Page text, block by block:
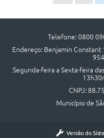
Telefone: 0800
Endereço: Benjamin Constant
Segunda-feira a Sexta-feira
CNPJ:
Município de
Versão do